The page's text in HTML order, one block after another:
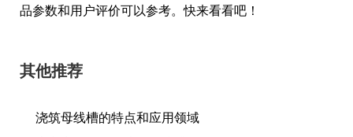
品参数和用户评价可以参考。快来看看吧！
其他推荐
浇筑母线槽的特点和应用领域